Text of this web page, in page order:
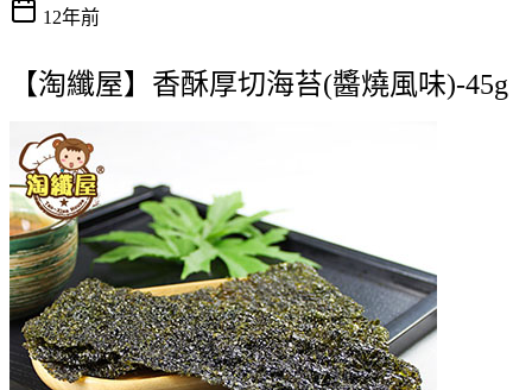
12年前
【淘纖屋】香酥厚切海苔(醬燒風味)-45g